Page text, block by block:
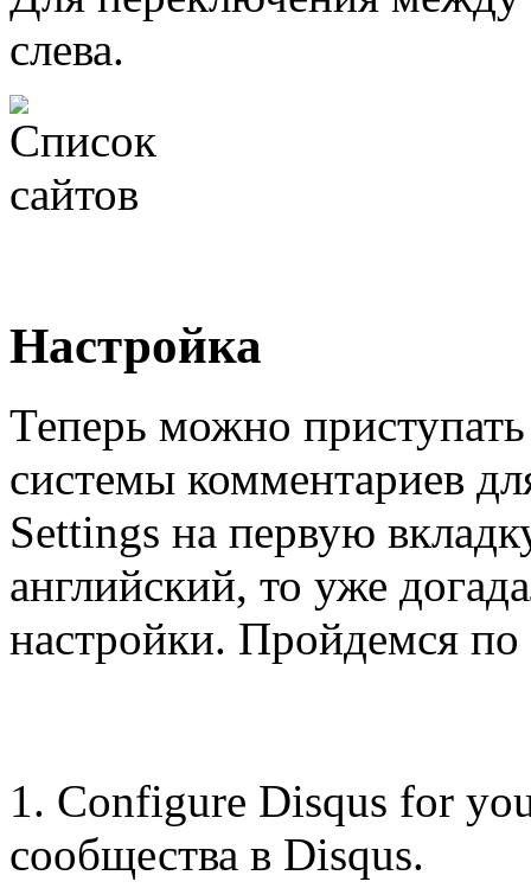
слева.
Настройка
Теперь можно
системы комментариев
Settings на первую
английский, то уже
настройки. Пройдемся
1. Configure Disqus for
сообщества в Disqus.